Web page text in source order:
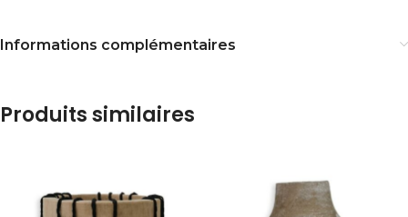
Informations complémentaires
Produits similaires